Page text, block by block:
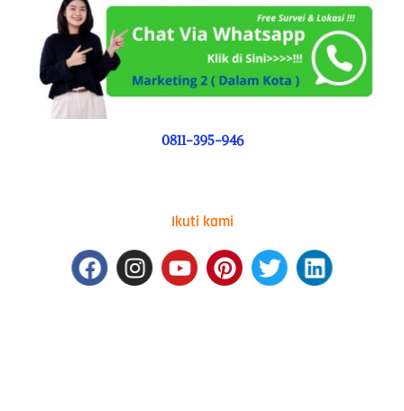
0811-395-946
Ikuti kami
FacebookInstagram
YoutubePinterest
TwitterLinkedin